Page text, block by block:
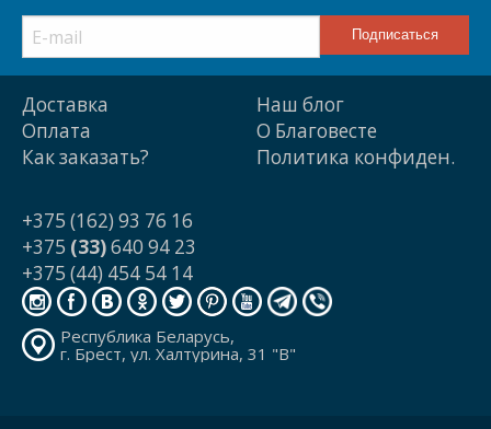
Доставка
Оплата
Как заказать?
Наш блог
О Благовесте
Политика конфиден.
+375 (162) 93 76 16
+375 (33)640 94 23
+375 (44) 454 54 14
Республика Беларусь,
г. Брест, ул. Халтурина, 31 "В"